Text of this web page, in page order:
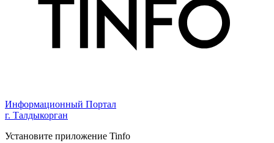
Информационный Портал
г. Талдыкорган
Установите приложение Tinfo